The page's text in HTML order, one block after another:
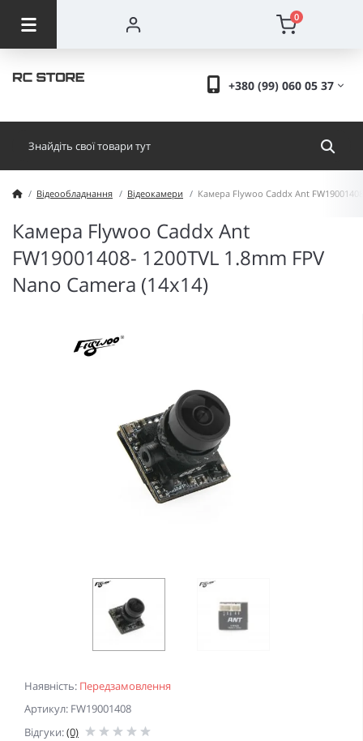
0
+380 (99) 060 05 37
Відеообладнання Відеокамери Камера Flywoo Caddx Ant
Камера Flywoo Caddx Ant
FW19001408- 1200TVL 1.8mm FPV
Nano Camera (14x14)
Наявність: Передзамовлення
Артикул: FW19001408
Відгуки:(0)